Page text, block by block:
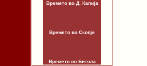
Времето во Д. Капија
Времето во Скопје
Времето во Битола